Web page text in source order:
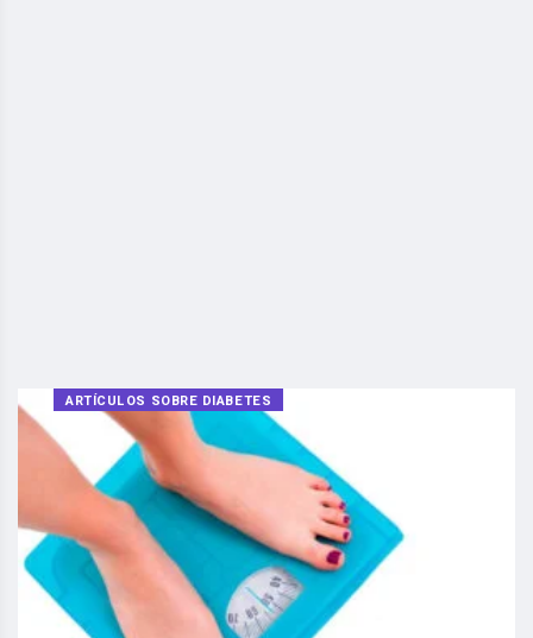
ARTÍCULOS SOBRE DIABETES